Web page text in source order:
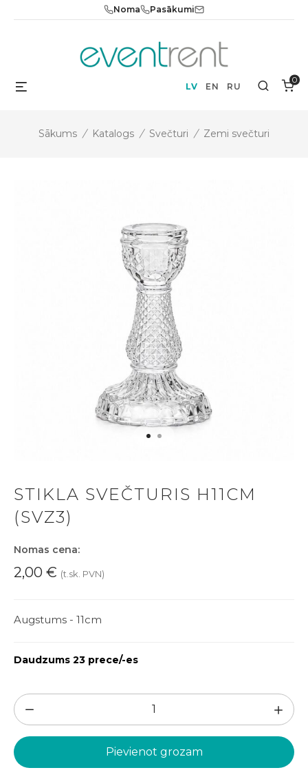
Noma Pasākumi
LV EN RU Search
0
Sākums / Katalogs / Svečturi / Zemi svečturi
STIKLA SVEČTURIS H11CM
(SVZ3)
Nomas cena:
2,00 € (t.sk. PVN)
Augstums - 11cm
Daudzums 23 prece/-es
Stikla
svečturis
H11cm
(SVZ3)
Pievienot grozam